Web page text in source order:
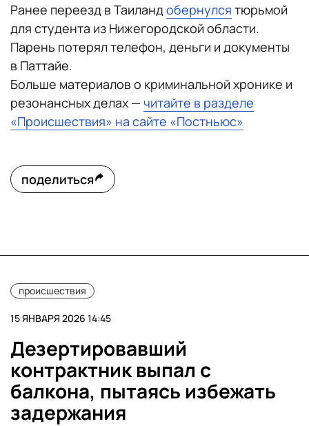
Ранее переезд в Таиландобернулся тюрьмой
для студента из Нижегородской области.
Парень потерял телефон, деньги и документы
в Паттайе.
Больше материалов о криминальной хронике и
резонансных делах — читайте в разделе
«Происшествия» на сайте «Постньюс»
поделиться
происшествия
15 ЯНВАРЯ 2026 14:45
Дезертировавший
контрактник выпал с
балкона, пытаясь избежать
задержания